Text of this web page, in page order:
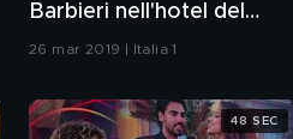
Barbieri nell'hotel del
boss tra orge e cocaina:
26 mar 2019 | Italia 1
48 SEC